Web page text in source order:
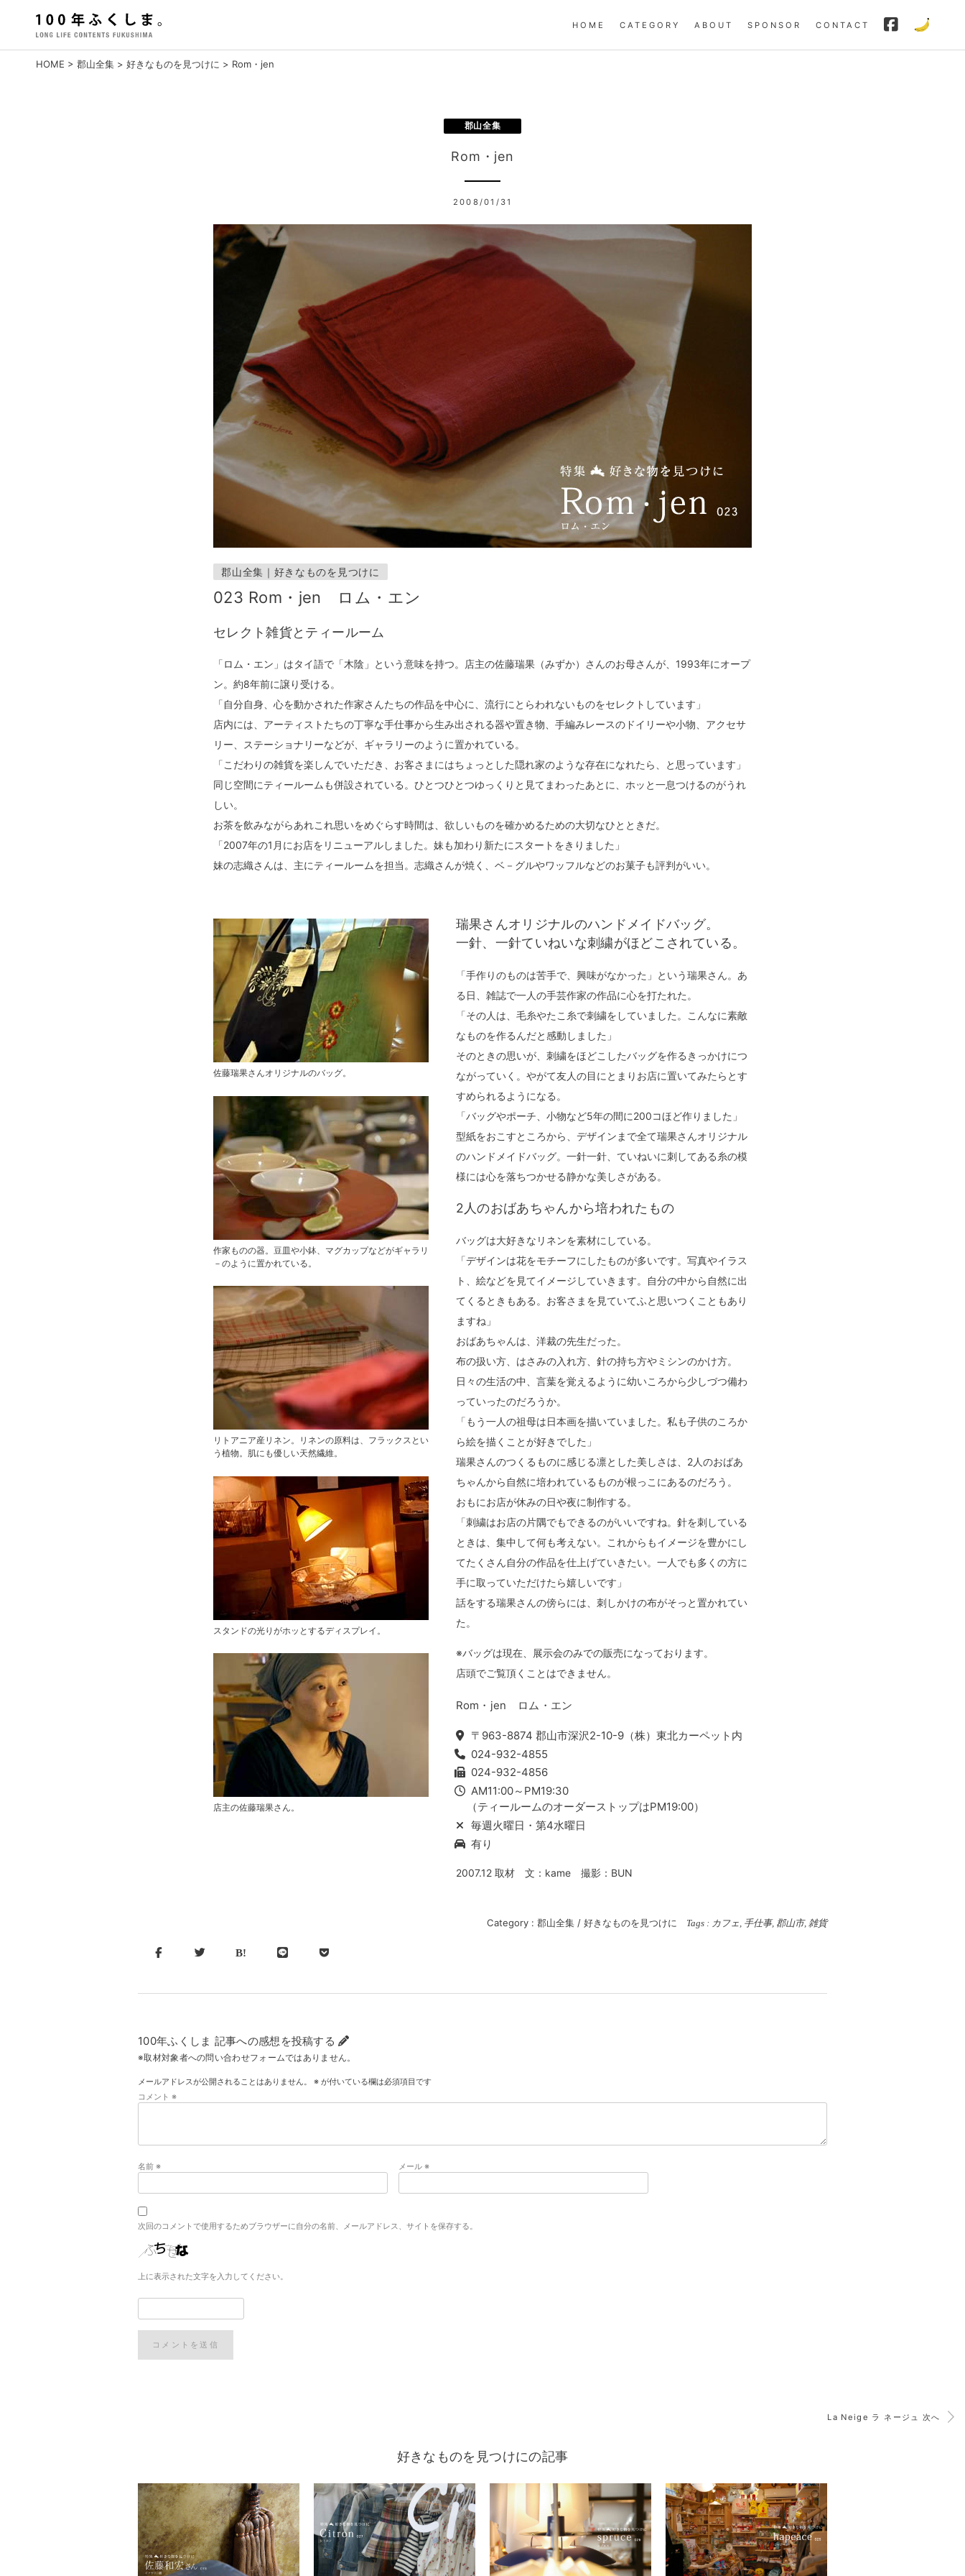
content
HOME CATEGORY ABOUT SPONSOR CONTACT
HOME > 郡山全集 > 好きなものを見つけに > Rom・jen
郡山全集
Rom・jen
2008/01/31
郡山全集｜好きなものを見つけに
023 Rom・jen ロム・エン
セレクト雑貨とティールーム
「ロム・エン」はタイ語で「木陰」という意味を持つ。店主の佐藤瑞果（みずか）さんのお母さんが、1993年にオープ
ン。約8年前に譲り受ける。
「自分自身、心を動かされた作家さんたちの作品を中心に、流行にとらわれないものをセレクトしています」
店内には、アーティストたちの丁寧な手仕事から生み出される器や置き物、手編みレースのドイリーや小物、アクセサ
リー、ステーショナリーなどが、ギャラリーのように置かれている。
「こだわりの雑貨を楽しんでいただき、お客さまにはちょっとした隠れ家のような存在になれたら、と思っています」
同じ空間にティールームも併設されている。ひとつひとつゆっくりと見てまわったあとに、ホッと一息つけるのがうれ
しい。
お茶を飲みながらあれこれ思いをめぐらす時間は、欲しいものを確かめるための大切なひとときだ。
「2007年の1月にお店をリニューアルしました。妹も加わり新たにスタートをきりました」
妹の志織さんは、主にティールームを担当。志織さんが焼く、ベ－グルやワッフルなどのお菓子も評判がいい。
佐藤瑞果さんオリジナルのバッグ。
作家ものの器。豆皿や小鉢、マグカップなどがギャラリ
－のように置かれている。
リトアニア産リネン。リネンの原料は、フラックスとい
う植物。肌にも優しい天然繊維。
スタンドの光りがホッとするディスプレイ。
店主の佐藤瑞果さん。
瑞果さんオリジナルのハンドメイドバッグ。
一針、一針ていねいな刺繍がほどこされている。
「手作りのものは苦手で、興味がなかった」という瑞果さん。あ
る日、雑誌で一人の手芸作家の作品に心を打たれた。
「その人は、毛糸やたこ糸で刺繍をしていました。こんなに素敵
なものを作るんだと感動しました」
そのときの思いが、刺繍をほどこしたバッグを作るきっかけにつ
ながっていく。やがて友人の目にとまりお店に置いてみたらとす
すめられるようになる。
「バッグやポーチ、小物など5年の間に200コほど作りました」
型紙をおこすところから、デザインまで全て瑞果さんオリジナル
のハンドメイドバッグ。一針一針、ていねいに刺してある糸の模
様には心を落ちつかせる静かな美しさがある。
2人のおばあちゃんから培われたもの
バッグは大好きなリネンを素材にしている。
「デザインは花をモチーフにしたものが多いです。写真やイラス
ト、絵などを見てイメージしていきます。自分の中から自然に出
てくるときもある。お客さまを見ていてふと思いつくこともあり
ますね」
おばあちゃんは、洋裁の先生だった。
布の扱い方、はさみの入れ方、針の持ち方やミシンのかけ方。
日々の生活の中、言葉を覚えるように幼いころから少しづつ備わ
っていったのだろうか。
「もう一人の祖母は日本画を描いていました。私も子供のころか
ら絵を描くことが好きでした」
瑞果さんのつくるものに感じる凛とした美しさは、2人のおばあ
ちゃんから自然に培われているものが根っこにあるのだろう。
おもにお店が休みの日や夜に制作する。
「刺繍はお店の片隅でもできるのがいいですね。針を刺している
ときは、集中して何も考えない。これからもイメージを豊かにし
てたくさん自分の作品を仕上げていきたい。一人でも多くの方に
手に取っていただけたら嬉しいです」
話をする瑞果さんの傍らには、刺しかけの布がそっと置かれてい
た。
※バッグは現在、展示会のみでの販売になっております。
店頭でご覧頂くことはできません。
Rom・jen ロム・エン
〒963-8874 郡山市深沢2-10-9（株）東北カーペット内
024-932-4855
024-932-4856
AM11:00～PM19:30
（ティールームのオーダーストップはPM19:00）
毎週火曜日・第4水曜日
有り
2007.12 取材 文：kame 撮影：BUN
Category : 郡山全集/ 好きなものを見つけに Tags : カフェ 手仕事, 郡山市, 雑貨
100年ふくしま 記事への感想を投稿する
※取材対象者への問い合わせフォームではありません。
メールアドレスが公開されることはありません。 ※ が付いている欄は必須項目です
コメント ※
名前 ※ メール ※
次回のコメントで使用するためブラウザーに自分の名前、メールアドレス、サイトを保存する。
上に表示された文字を入力してください。
La Neige ラ ネージュ 次へ
好きなものを見つけにの記事